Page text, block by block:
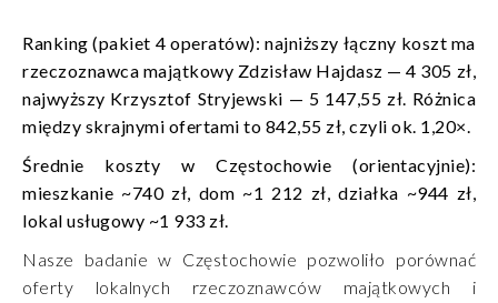
Ranking (pakiet 4 operatów): najniższy łączny koszt ma
rzeczoznawca majątkowy Zdzisław Hajdasz — 4 305 zł,
najwyższy Krzysztof Stryjewski — 5 147,55 zł. Różnica
między skrajnymi ofertami to 842,55 zł, czyli ok. 1,20×.
Średnie koszty w Częstochowie (orientacyjnie):
mieszkanie ~740 zł, dom ~1 212 zł, działka ~944 zł,
lokal usługowy ~1 933 zł.
Nasze badanie w Częstochowie pozwoliło porównać
oferty lokalnych rzeczoznawców majątkowych i